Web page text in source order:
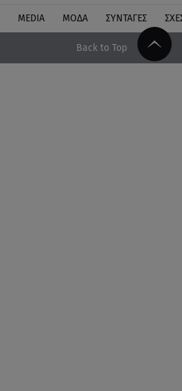
MEDIA ΜΟΔΑ ΣΥΝΤΑΓΕΣ
Back to Top